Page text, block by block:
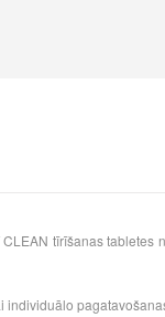
tīrīšanas tabletes